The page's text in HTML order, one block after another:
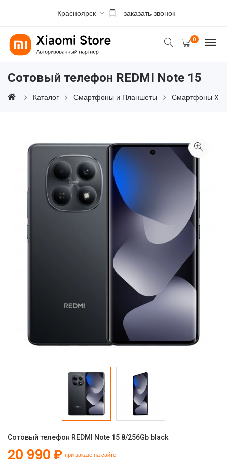
Красноярск заказать звонок
0
Сотовый телефон REDMI Note 15
Каталог Смартфоны и Планшеты Смартфоны
Сотовый телефон REDMI Note 15 8/256Gb black
20 990 ₽ при заказе на сайте